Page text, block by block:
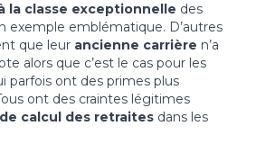
la classe exceptionnelle des
exemple emblématique. D’autres
que leur ancienne carrière n’a
alors que c’est le cas pour les
parfois ont des primes plus
ont des craintes légitimes
calcul des retraites dans les